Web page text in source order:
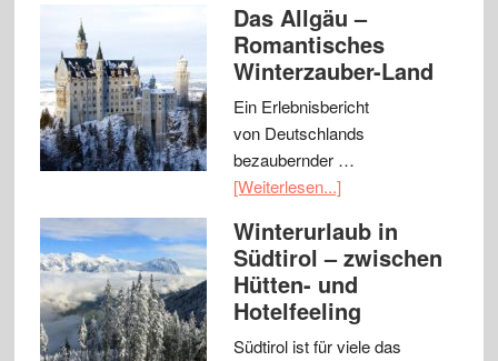
Das Allgäu –
Romantisches
Winterzauber-Land
Ein Erlebnisbericht
von Deutschlands
bezaubernder …
[Weiterlesen...]
Winterurlaub in
Südtirol – zwischen
Hütten- und
Hotelfeeling
Südtirol ist für viele das